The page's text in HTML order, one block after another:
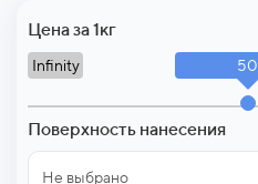
Цена за 1кг
Infinity 50
Поверхность нанесения
Не выбрано